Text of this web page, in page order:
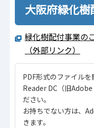
大阪府緑化
緑化樹配付事業の
（外部リンク）
PDF形式のファイル
Reader DC（旧
ださい。
お持ちでない方は、
きます。